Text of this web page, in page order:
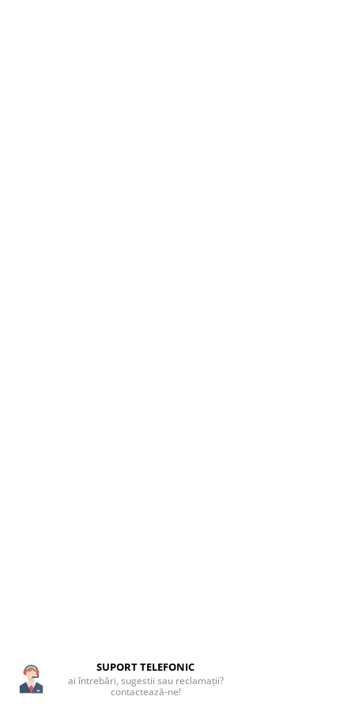
SUPORT TELEFONIC
ai întrebări, sugestii sau reclamații?
contactează-ne!